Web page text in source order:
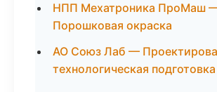
НПП Мехатроника ПроМаш
Порошковая окраска
АО Союз Лаб —
технологическая подготовка